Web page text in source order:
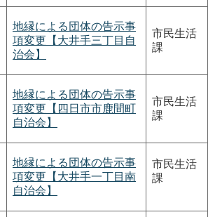
地縁による団体の告示事
項変更【大井手三丁目自
治会】
市民生活
課
地縁による団体の告示事
項変更【四日市市鹿間町
自治会】
市民生活
課
地縁による団体の告示事
項変更【大井手一丁目南
自治会】
市民生活
課